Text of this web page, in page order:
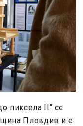
пиксела II“ се
Пловдив и е